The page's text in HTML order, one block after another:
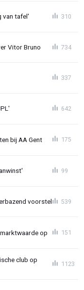
van tafel' 310
Vitor Bruno 734
337
642
bij AA Gent 175
99
voorstel 539
op 151
club op
1123